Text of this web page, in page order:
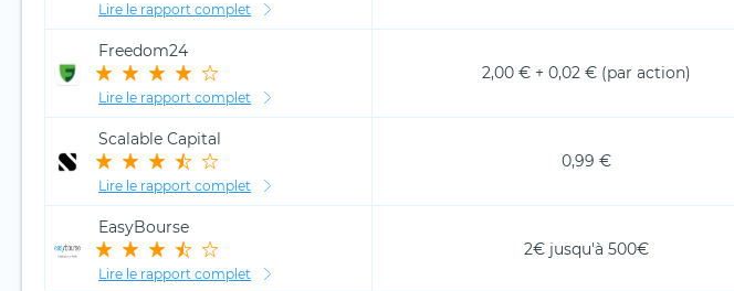
Lire le rapport complet
Freedom24
Lire le rapport complet
2,00 € + 0,02 € (par action)
Scalable Capital
Lire le rapport complet
0,99 €
EasyBourse
Lire le rapport complet
2€ jusqu'à 500€